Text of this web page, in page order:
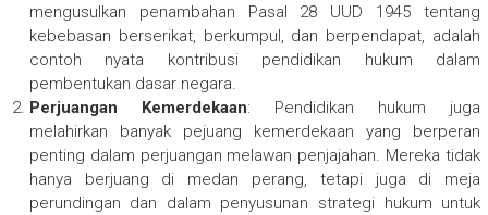
mengusulkan penambahan Pasal 28 UUD 1945 tentang
kebebasan berserikat, berkumpul, dan berpendapat, adalah
contoh nyata kontribusi pendidikan hukum dalam
pembentukan dasar negara.
Perjuangan Kemerdekaan: Pendidikan hukum juga
melahirkan banyak pejuang kemerdekaan yang berperan
penting dalam perjuangan melawan penjajahan. Mereka tidak
hanya berjuang di medan perang, tetapi juga di meja
perundingan dan dalam penyusunan strategi hukum untuk